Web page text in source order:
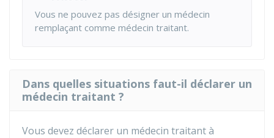
Vous ne pouvez pas désigner un médecin
remplaçant comme médecin traitant.
Dans quelles situations faut-il déclarer un
médecin traitant ?
Vous devez déclarer un médecin traitant à